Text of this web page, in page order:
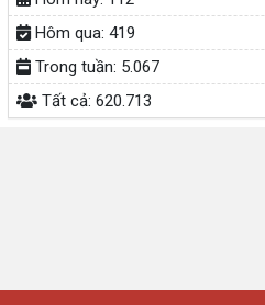
Hôm qua: 419
Trong tuần: 5.067
Tất cả: 620.713